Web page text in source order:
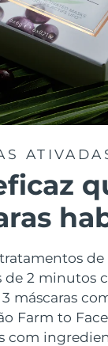
2 minutos
máscaras
Farm to
com